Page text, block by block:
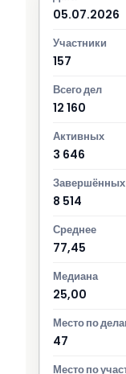
05.07.2026
157
12 160
3 646
8 514
77,45
25,00
47